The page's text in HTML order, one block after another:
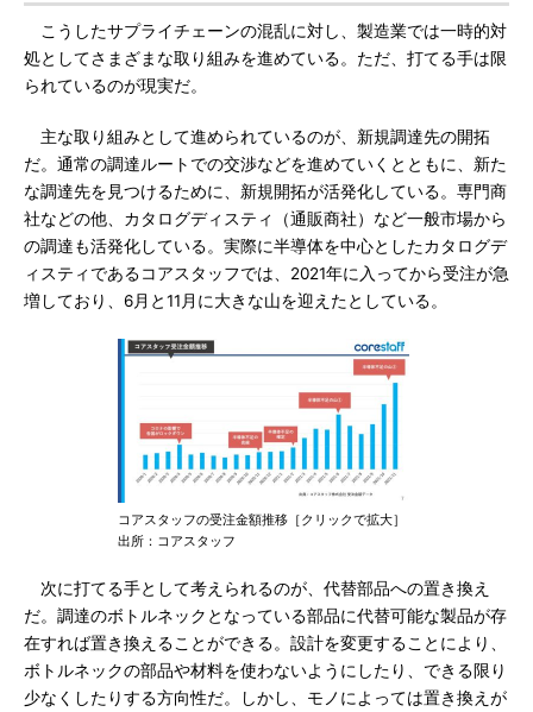
こうしたサプライチェーンの混乱に対し、製造業では一時的対
処としてさまざまな取り組みを進めている。ただ、打てる手は限
られているのが現実だ。
主な取り組みとして進められているのが、新規調達先の開拓
だ。通常の調達ルートでの交渉などを進めていくとともに、新た
な調達先を見つけるために、新規開拓が活発化している。専門商
社などの他、カタログディスティ（通販商社）など一般市場から
の調達も活発化している。実際に半導体を中心としたカタログデ
ィスティであるコアスタッフでは、2021年に入ってから受注が急
増しており、6月と11月に大きな山を迎えたとしている。
コアスタッフの受注金額推移［クリックで拡大］
出所：コアスタッフ
次に打てる手として考えられるのが、代替部品への置き換え
だ。調達のボトルネックとなっている部品に代替可能な製品が存
在すれば置き換えることができる。設計を変更することにより、
ボトルネックの部品や材料を使わないようにしたり、できる限り
少なくしたりする方向性だ。しかし、モノによっては置き換えが